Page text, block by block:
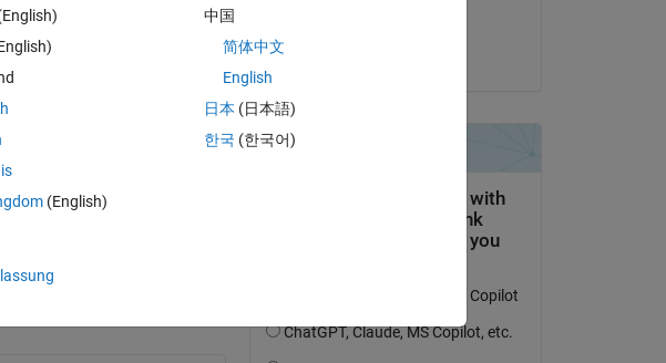
um Aktivität zu verfolgen
am 7 Okt. 2020
(English)
中国
简体中文
English
日本 (日本語)
한국 (한국어)